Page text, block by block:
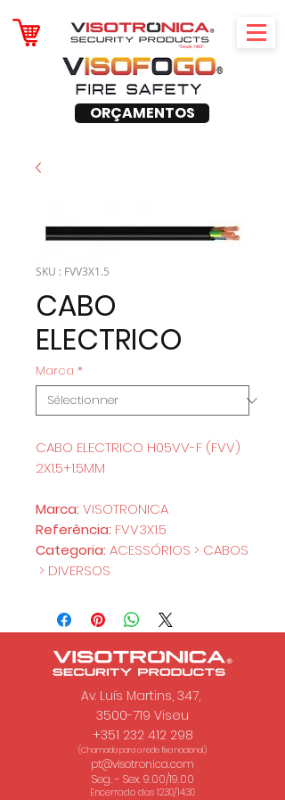
ORÇAMENTOS
SKU : FVV3X1.5
CABO
ELECTRICO
Marca *
CABO ELECTRICO H05VV-F (FVV)
2X1.5+1.5MM
Marca: VISOTRONICA
Referência: FVV3X1.5
Categoria: ACESSÓRIOS > CABOS
> DIVERSOS
Av. Luís Martins, 347,
3500-719 Viseu
+351 232 412 298
(Chamada para a rede fixa nacional.)
pt@visotronica.com
Seg. - Sex. 9.00/19.00
Encerrado das 12.30/14.30